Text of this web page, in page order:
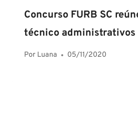
Concurso FURB SC
técnico administrativos
Por Luana 05/11/2020